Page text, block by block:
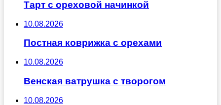
Тарт с ореховой начинкой
10.08.2026
Постная коврижка с орехами
10.08.2026
Венская ватрушка с творогом
10.08.2026